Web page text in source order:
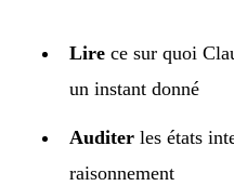
Lire ce sur quoi
un instant donné
Auditer les états
raisonnement